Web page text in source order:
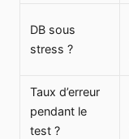
DB sous
stress ?
Taux d’erreur
pendant le
test ?